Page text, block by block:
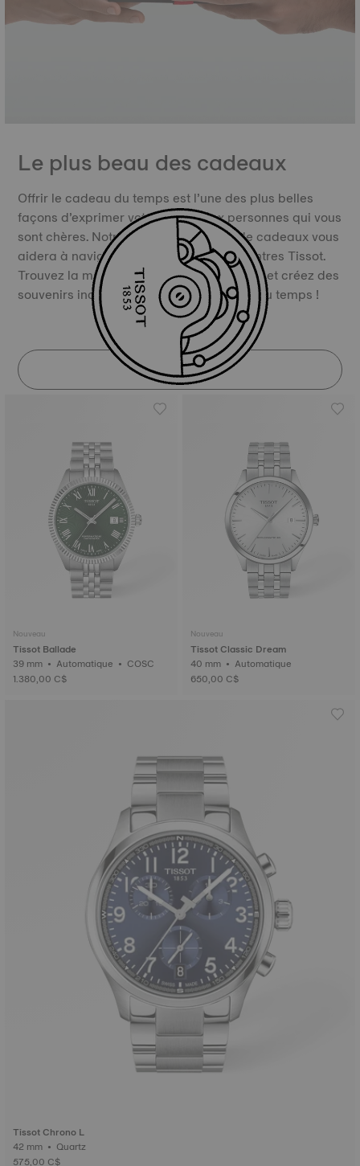
Le plus beau des cadeaux
Offrir le cadeau du temps est l’une des plus belles
façons d’exprimer votre amour aux personnes qui vous
sont chères. Notre outil de recherche de cadeaux vous
aidera à naviguer dans l'univers des montres Tissot.
Trouvez la montre suisse de luxe parfaite, et créez des
souvenirs inoubliables. Offrez le cadeau du temps !
DÉCOUVRIR
Nouveau
Tissot Ballade
39 mm • Automatique • COSC
1.380,00 C$
Nouveau
Tissot Classic Dream
40 mm • Automatique
650,00 C$
Tissot Chrono L
42 mm • Quartz
575,00 C$